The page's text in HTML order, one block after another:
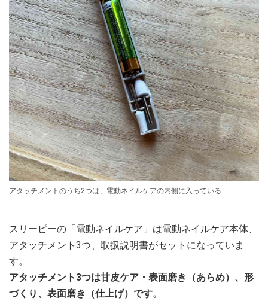
アタッチメントのうち2つは、電動ネイルケアの内側に入っている
スリーピーの「電動ネイルケア」は電動ネイルケア本体、
アタッチメント3つ、取扱説明書がセットになっていま
す。
アタッチメント3つは甘皮ケア・表面磨き（あらめ）、形
づくり、表面磨き（仕上げ）です。